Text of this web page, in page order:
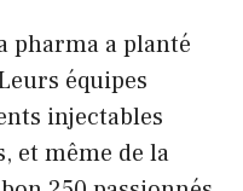
pharma a planté
équipes
injectables
et même de la